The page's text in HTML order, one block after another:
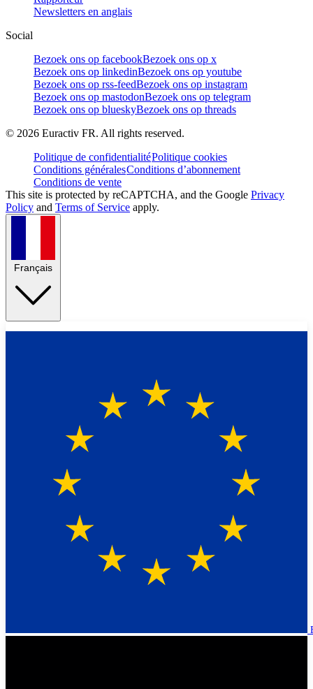
Newsletters en anglais
Social
Bezoek ons op facebookBezoek ons op x
Bezoek ons op linkedinBezoek ons op youtube
Bezoek ons op rss-feedBezoek ons op instagram
Bezoek ons op mastodonBezoek ons op telegram
Bezoek ons op blueskyBezoek ons op threads
© 2026 Euractiv FR. All rights reserved.
Politique de confidentialitéPolitique cookies
Conditions généralesConditions d’abonnement
Conditions de vente
This site is protected by reCAPTCHA, and the Google Privacy
Policy and Terms of Service apply.
Français